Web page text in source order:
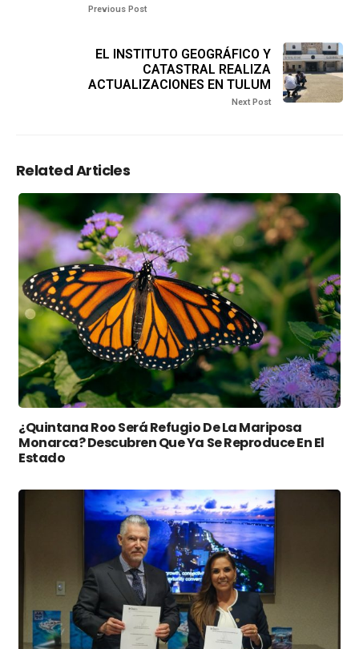
Previous Post
EL INSTITUTO GEOGRÁFICO Y
CATASTRAL REALIZA
ACTUALIZACIONES EN TULUM
Next Post
Related Articles
¿Quintana Roo Será Refugio De La Mariposa
Monarca? Descubren Que Ya Se Reproduce En El
Estado